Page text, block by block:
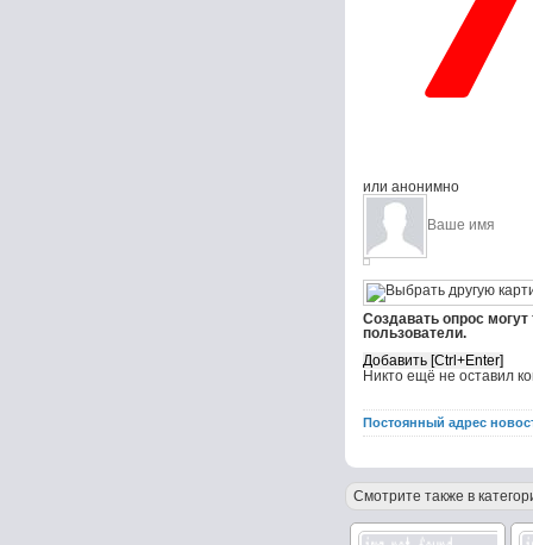
или анонимно
Создавать опрос
пользователи.
Никто ещё не оставил
Постоянный адрес
Смотрите также в